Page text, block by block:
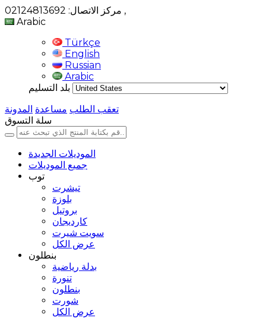
,
Arabic
Türkçe
English
Russian
Arabic
بلد التسليم
تعقب الطلب مساعدة المدونة
سلة التسوق
الموديلات الجديدة
جميع الموديلات
توب
تيشرت
بلوزة
بروتيل
كارديجان
سويت شيرت
عرض الكل
بنطلون
بدلة رياضية
تنورة
بنطلون
شورت
عرض الكل